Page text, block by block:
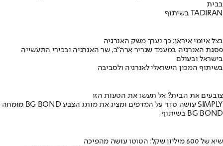
בבית
בשיתוף TADIRAN
בצל איומי איראן: כך נערך משק האנרגיה
פסגת האנרגיה במעמד שגריר ארה"ב, שר האנרגיה ובכירי התעשייה
בישראל ובעולם
בשיתוף המכון הישראלי לאנרגיה ולסביבה
צובעים את הבית? אל תעשו את הטעות הזו
מומחה BG BOND עושה סדר על המדפים ומציג את מותג הצבע SIMPLY
בשיתוף BG BOND
שיא של 600 מיליון שקל: הטוטו עושה מהפיכה